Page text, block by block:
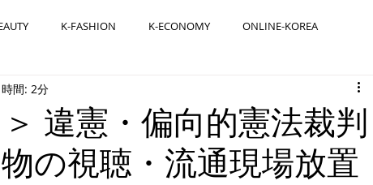
K-FASHION K-ECONOMY ONLINE-KOREA
違憲・偏向的憲法裁判
の視聴・流通現場放置
間: 2分